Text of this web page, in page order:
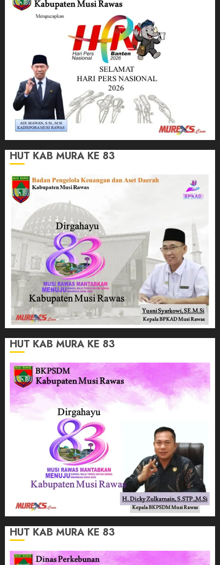
HUT KAB MURA KE 83
HUT KAB MURA KE 83
HUT KAB MURA KE 83